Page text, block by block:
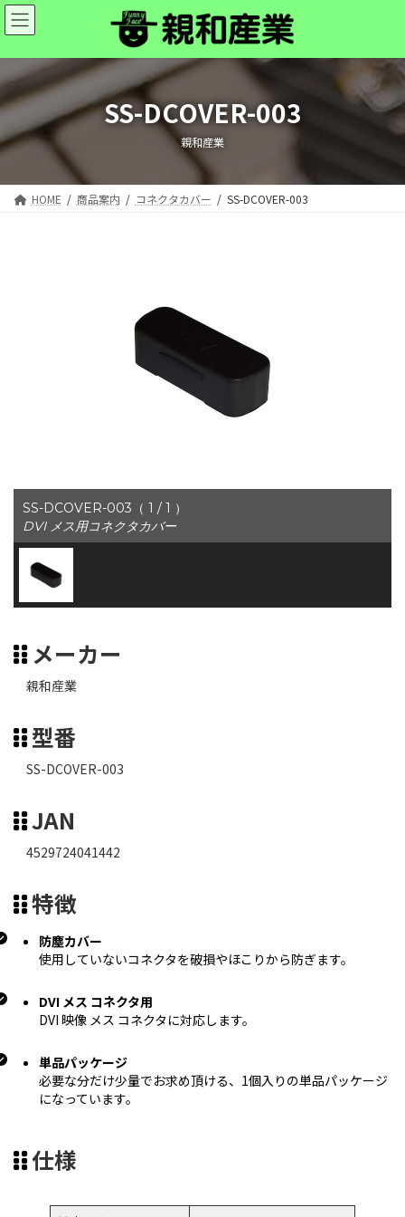
コ
ン
ン
ツ
へ
ス
キ
ッ
ナ
ビ
ー
シ
ョ
ン
に
移
SS-DCOVER-003
親和産業
HOME 商品案内 コネクタカバー SS-DCOVER-003
SS-DCOVER-003（ 1 / 1 ）
DVI メス用コネクタカバー
メーカー
親和産業
型番
SS-DCOVER-003
JAN
4529724041442
特徴
防塵カバー
使用していないコネクタを破損やほこりから防ぎます。
DVI メス コネクタ用
DVI 映像 メス コネクタに対応します。
単品パッケージ
必要な分だけ少量でお求め頂ける、1個入りの単品パッケージ
になっています。
仕様